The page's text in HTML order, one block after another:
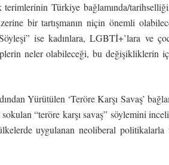
Türkiye bağlamında/
bir tartışmanın niçin önemli
ise kadınlara, LGBTİ+’lara ve
neler olabileceği, bu değişikliklerin
Yürütülen ‘Teröre Karşı Savaş’
“teröre karşı savaş” söylemini
uygulanan neoliberal